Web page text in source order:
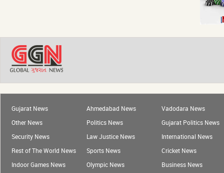
Gujarat News Ahmedabad News
Vadodara News
Other News
Politics News
Gujarat Politics News
Security News
Law Justice News
International News
Rest of The World News
Sports News
Cricket News
Indoor Games News
Olympic News
Business News